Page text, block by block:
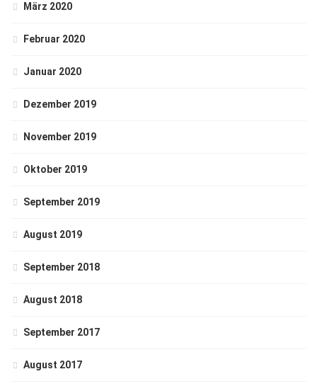
März 2020
Februar 2020
Januar 2020
Dezember 2019
November 2019
Oktober 2019
September 2019
August 2019
September 2018
August 2018
September 2017
August 2017